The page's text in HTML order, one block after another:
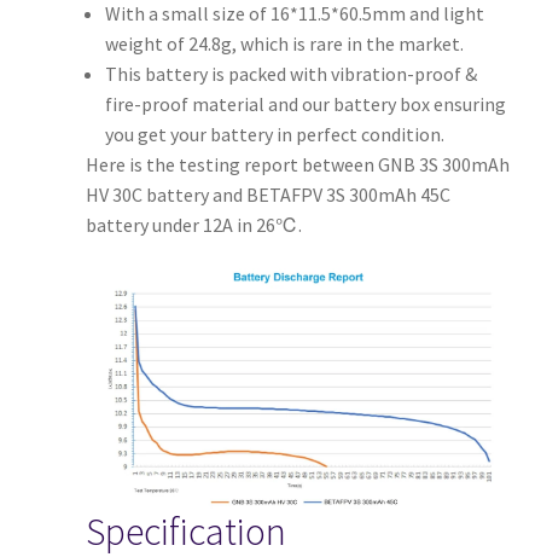
With a small size of 16*11.5*60.5mm and light
weight of 24.8g, which is rare in the market.
This battery is packed with vibration-proof &
fire-proof material and our battery box ensuring
you get your battery in perfect condition.
Here is the testing report between GNB 3S 300mAh
HV 30C battery and BETAFPV 3S 300mAh 45C
battery under 12A in 26℃.
Specification